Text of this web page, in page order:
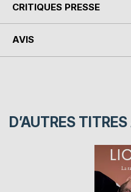
CRITIQUES PRESSE
AVIS
D’AUTRES